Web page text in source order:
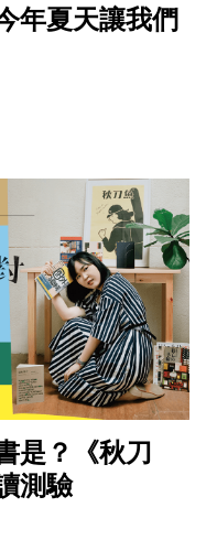
年夏天讓我們
是？《秋刀
測驗